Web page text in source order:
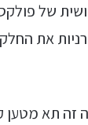
את
זה תא מטען